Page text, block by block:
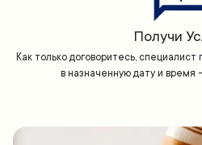
Получи
Как только договоритесь,
в назначенную дату и время